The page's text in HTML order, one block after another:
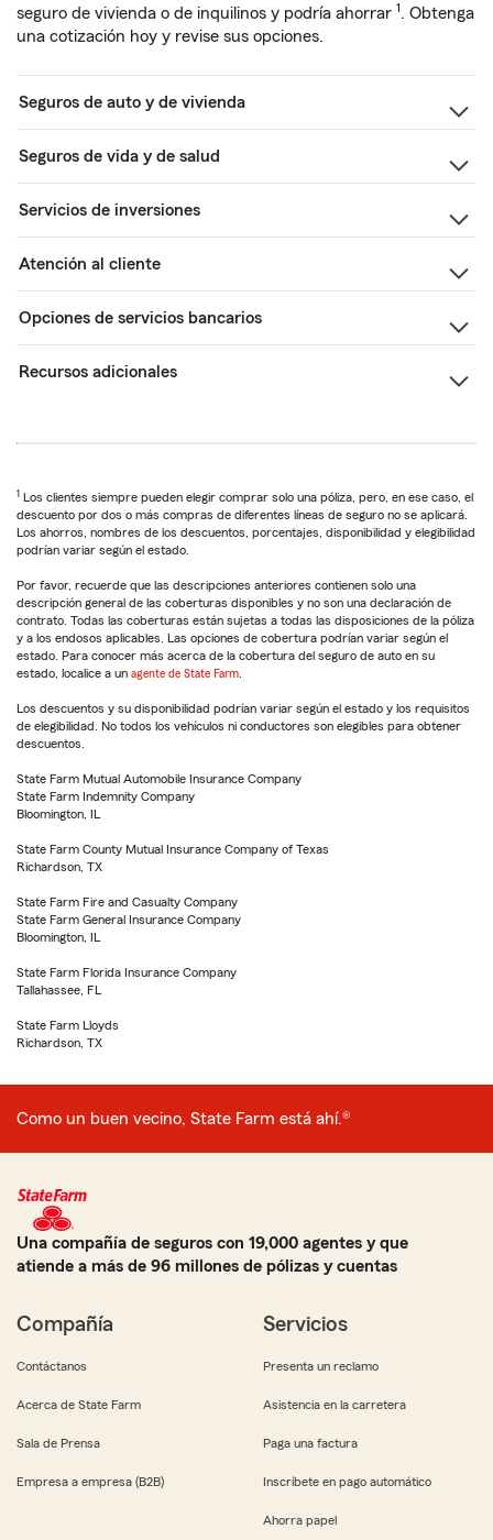
seguro de vivienda o de inquilinos y podría ahorrar 1. Obtenga
una cotización hoy y revise sus opciones.
Seguros de auto y de vivienda
Seguros de vida y de salud
Servicios de inversiones
Atención al cliente
Opciones de servicios bancarios
Recursos adicionales
1 Los clientes siempre pueden elegir comprar solo una póliza, pero, en ese caso, el
descuento por dos o más compras de diferentes líneas de seguro no se aplicará.
Los ahorros, nombres de los descuentos, porcentajes, disponibilidad y elegibilidad
podrían variar según el estado.
Por favor, recuerde que las descripciones anteriores contienen solo una
descripción general de las coberturas disponibles y no son una declaración de
contrato. Todas las coberturas están sujetas a todas las disposiciones de la póliza
y a los endosos aplicables. Las opciones de cobertura podrían variar según el
estado. Para conocer más acerca de la cobertura del seguro de auto en su
estado, localice a un agente de State Farm
Los descuentos y su disponibilidad podrían variar según el estado y los requisitos
de elegibilidad. No todos los vehículos ni conductores son elegibles para obtener
descuentos.
State Farm Mutual Automobile Insurance Company
State Farm Indemnity Company
Bloomington, IL
State Farm County Mutual Insurance Company of Texas
Richardson, TX
State Farm Fire and Casualty Company
State Farm General Insurance Company
Bloomington, IL
State Farm Florida Insurance Company
Tallahassee, FL
State Farm Lloyds
Richardson, TX
Como un buen vecino, State Farm está ahí.®
Una compañía de seguros con 19,000 agentes y que
atiende a más de 96 millones de pólizas y cuentas
Compañía
Contáctanos
Acerca de State Farm
Sala de Prensa
Empresa a empresa (B2B)
Servicios
Presenta un reclamo
Asistencia en la carretera
Paga una factura
Inscríbete en pago automático
Ahorra papel